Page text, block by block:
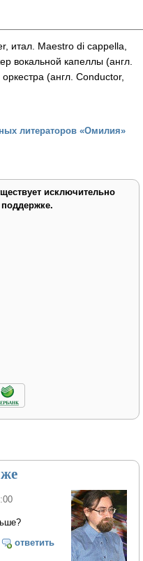
итал. Maestro di cappella,
вокальной капеллы (англ.
(англ. Conductor,
литераторов «Омилия»
исключительно
ответить